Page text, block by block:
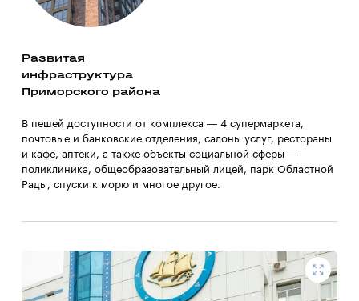
Развитая
инфраструктура
Приморского района
В пешей доступности от комплекса — 4 супермаркета,
почтовые и банковские отделения, салоны услуг, рестораны
и кафе, аптеки, а также объекты социальной сферы —
поликлиника, общеобразовательный лицей, парк Областной
Рады, спуски к морю и многое другое.